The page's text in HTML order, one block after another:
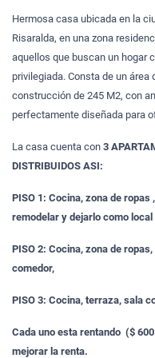
Hermosa casa ubicada en la
Risaralda, en una zona
aquellos que buscan un hogar
privilegiada. Consta de un área
construcción de 245 M2, con
perfectamente diseñada para
La casa cuenta con 3
DISTRIBUIDOS ASI:
PISO 1: Cocina, zona de
remodelar y dejarlo como
PISO 2: Cocina, zona de
comedor,
PISO 3: Cocina, terraza, sala
Cada uno esta rentando ($
mejorar la renta.